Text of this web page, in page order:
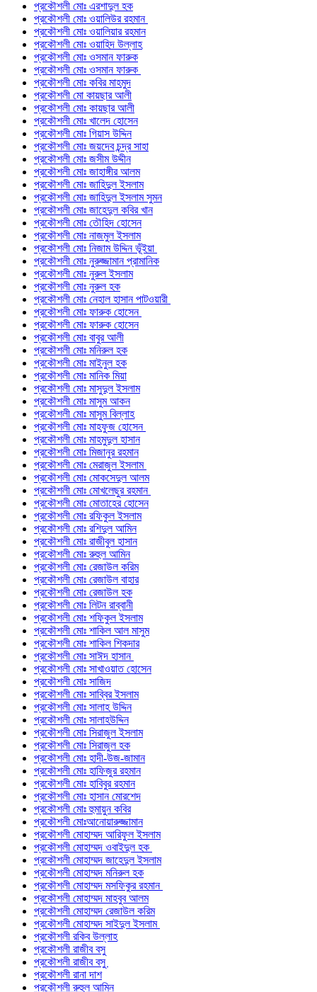
প্রকৌশলী মোঃ এরশাদুল হক
প্রকৌশলী মোঃ ওয়ালিউর রহমান
প্রকৌশলী মোঃ ওয়ালিয়ার রহমান
প্রকৌশলী মোঃ ওয়াহিদ উল্লাহ
প্রকৌশলী মোঃ ওসমান ফারুক
প্রকৌশলী মোঃ ওসমান ফারুক
প্রকৌশলী মোঃ কবির মাহমুদ
প্রকৌশলী মো কায়ছার আলী
প্রকৌশলী মোঃ কায়ছার আলী
প্রকৌশলী মোঃ খালেদ হোসেন
প্রকৌশলী মোঃ গিয়াস উদ্দিন
প্রকৌশলী মোঃ জয়দেব চন্দ্র সাহা
প্রকৌশলী মোঃ জসীম উদ্দীন
প্রকৌশলী মোঃ জাহাঙ্গীর আলম
প্রকৌশলী মোঃ জাহিদুল ইসলাম
প্রকৌশলী মোঃ জাহিদুল ইসলাম সুমন
প্রকৌশলী মোঃ জাহেদুল কবির খান
প্রকৌশলী মোঃ তৌহিদ হোসেন
প্রকৌশলী মোঃ নাজমুল ইসলাম
প্রকৌশলী মোঃ নিজাম উদ্দিন ভূঁইয়া
প্রকৌশলী মোঃ নুরুজ্জামান প্রামানিক
প্রকৌশলী মোঃ নুরুল ইসলাম
প্রকৌশলী মোঃ নুরুল হক
প্রকৌশলী মোঃ নেহাল হাসান পাটওয়ারী
প্রকৌশলী মোঃ ফারুক হোসেন
প্রকৌশলী মোঃ ফারুক হোসেন
প্রকৌশলী মোঃ বাবুর আলী
প্রকৌশলী মোঃ মনিরুল হক
প্রকৌশলী মোঃ মাইনুল হক
প্রকৌশলী মোঃ মানিক মিয়া
প্রকৌশলী মোঃ মাসুদুল ইসলাম
প্রকৌশলী মোঃ মাসুম আকন
প্রকৌশলী মোঃ মাসুম বিল্লাহ
প্রকৌশলী মোঃ মাহফুজ হোসেন
প্রকৌশলী মোঃ মাহমুদুল হাসান
প্রকৌশলী মোঃ মিজানুর রহমান
প্রকৌশলী মোঃ মেরাজুল ইসলাম
প্রকৌশলী মোঃ মোকসেদুল আলম
প্রকৌশলী মোঃ মোখলেছুর রহমান
প্রকৌশলী মোঃ মোতাহের হোসেন
প্রকৌশলী মোঃ রফিকুল ইসলাম
প্রকৌশলী মোঃ রশিদুল আমিন
প্রকৌশলী মোঃ রাজীবুল হাসান
প্রকৌশলী মোঃ রুহুল আমিন
প্রকৌশলী মোঃ রেজাউল করিম
প্রকৌশলী মোঃ রেজাউল বাহার
প্রকৌশলী মোঃ রেজাউল হক
প্রকৌশলী মোঃ লিটন রাব্বানী
প্রকৌশলী মোঃ শফিকুল ইসলাম
প্রকৌশলী মোঃ শাকিল আল মাসুম
প্রকৌশলী মোঃ শাকিল শিকদার
প্রকৌশলী মোঃ সাঈদ হাসান
প্রকৌশলী মোঃ সাখাওয়াত হোসেন
প্রকৌশলী মোঃ সাজিদ
প্রকৌশলী মোঃ সাব্বির ইসলাম
প্রকৌশলী মোঃ সালাহ উদ্দিন
প্রকৌশলী মোঃ সালাহউদ্দিন
প্রকৌশলী মোঃ সিরাজুল ইসলাম
প্রকৌশলী মোঃ সিরাজুল হক
প্রকৌশলী মোঃ হাদী-উজ-জামান
প্রকৌশলী মোঃ হাফিজুর রহমান
প্রকৌশলী মোঃ হাবিবুর রহমান
প্রকৌশলী মোঃ হাসান মোরশেদ
প্রকৌশলী মোঃ হুমায়ুন কবির
প্রকৌশলী মোঃআনোয়ারুজ্জামান
প্রকৌশলী মোহাম্মদ আরিফুল ইসলাম
প্রকৌশলী মোহাম্মদ ওবাইদুল হক
প্রকৌশলী মোহাম্মদ জাহেদুল ইসলাম
প্রকৌশলী মোহাম্মদ মনিরুল হক
প্রকৌশলী মোহাম্মদ মসফিকুর রহমান
প্রকৌশলী মোহাম্মদ মাহবুব আলম
প্রকৌশলী মোহাম্মদ রেজাউল করিম
প্রকৌশলী মোহাম্মদ সাইদুল ইসলাম
প্রকৌশলী রকিব উল্লাহ
প্রকৌশলী রাজীব বসু
প্রকৌশলী রাজীব বসু
প্রকৌশলী রানা দাশ
প্রকৌশলী রুহুল আমিন